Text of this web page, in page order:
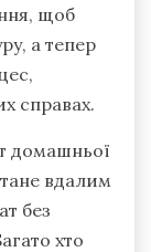
щоб
а тепер
справах.
домашньої
вдалим
без
хто